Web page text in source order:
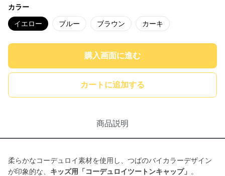
カラー
イエロー ブルー ブラウン カーキ
購入画面に進む
カートに追加する
商品説明
柔らかなコーデュロイ素材を使用し、つばのバイカラーデザイン
が印象的な、 キッズ用「コーデュロイツートンキャップ」 。